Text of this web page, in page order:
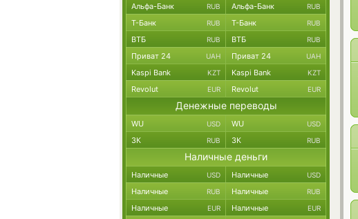
Альфа-Банк RUB Альфа-Банк RUB
Т-Банк RUB Т-Банк RUB
ВТБ RUB ВТБ RUB
Приват 24 UAH Приват 24 UAH
Kaspi Bank KZT Kaspi Bank KZT
Revolut EUR Revolut EUR
Денежные переводы
WU USD WU USD
ЗК RUB ЗК RUB
Наличные деньги
Наличные USD Наличные USD
Наличные RUB Наличные RUB
Наличные EUR Наличные EUR